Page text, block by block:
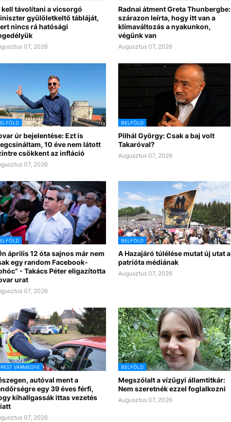
kell távolítani a vicsorgó
gyülöletkeltő tábláját,
nincs rá hatósági
07, 2026
Radnai átment Greta Thunbergbe:
szárazon leírta, hogy itt van a
klímaváltozás a nyakunkon,
végünk van
Augusztus 07, 2026
úr bejelentése: Ezt is
10 éve nem látott
csökkent az infláció
07, 2026
BELFÖLD
Pilhál György: Csak a baj volt
Takaróval?
Augusztus 07, 2026
április 12 óta sajnos már nem
egy random Facebook-
- Takács Péter eligazította
urat
07, 2026
BELFÖLD
A Hazajáró túlélése mutat új utat a
patrióta médiának
Augusztus 07, 2026
VÁRMEGYE
autóval ment a
egy 39 éves férfi,
kihallgassák ittas vezetés
07, 2026
BELFÖLD
Megszólalt a vízügyi államtitkár:
Nem szeretnék ezzel foglalkozni
Augusztus 07, 2026